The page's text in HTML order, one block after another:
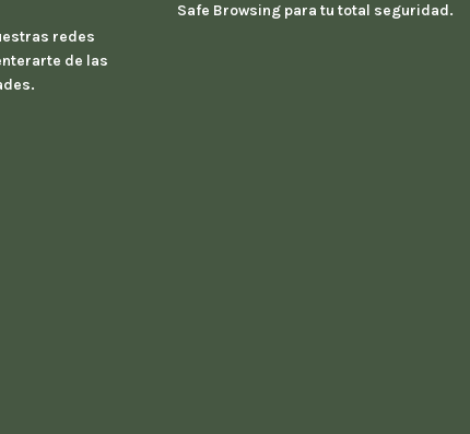
redes
de las
Safe Browsing para tu total seguridad.